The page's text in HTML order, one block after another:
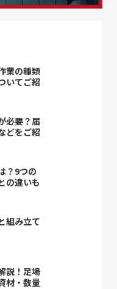
業の種類
いてご紹
必要？届
どをご紹
？9つの
の違いも
組み立て
説！足場
材・数量